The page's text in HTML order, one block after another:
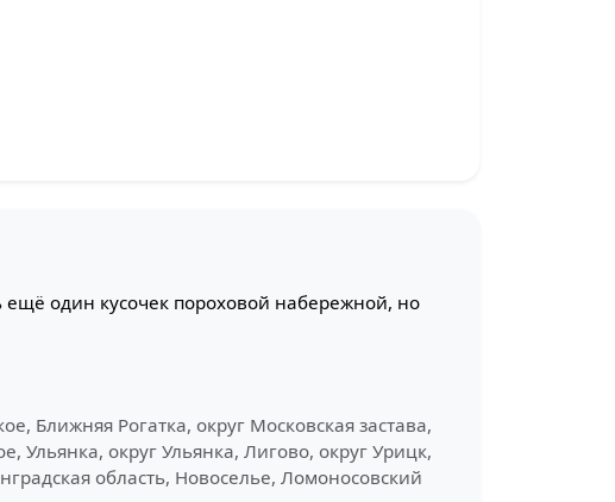
один кусочек пороховой набережной, но
Ближняя Рогатка, округ Московская застава,
Ульянка, округ Ульянка, Лигово, округ Урицк,
область, Новоселье, Ломоносовский